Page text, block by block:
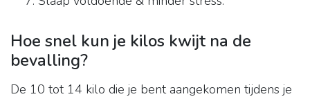
Hoe snel kun je kilos kwijt na de
bevalling?
De 10 tot 14 kilo die je bent aangekomen tijdens je